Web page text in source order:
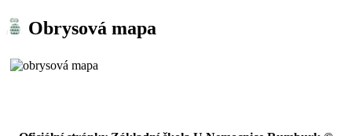
Obrysová mapa